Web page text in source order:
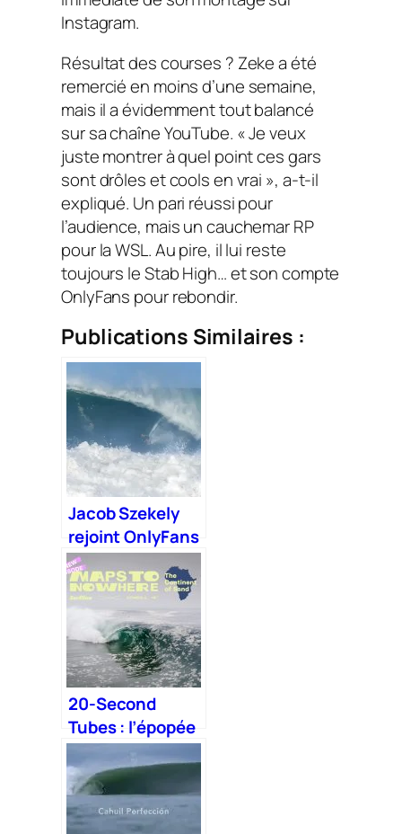
Instagram.
Résultat des courses ? Zeke a été
remercié en moins d’une semaine,
mais il a évidemment tout balancé
sur sa chaîne YouTube. « Je veux
juste montrer à quel point ces gars
sont drôles et cools en vrai », a-t-il
expliqué. Un pari réussi pour
l’audience, mais un cauchemar RP
pour la WSL. Au pire, il lui reste
toujours le Stab High… et son compte
OnlyFans pour rebondir.
Publications Similaires :
Jacob Szekely
rejoint OnlyFans
et sème la
zizanie au
Snapper Rocks
Pro
20-Second
Tubes : l’épopée
sauvage de
Maps to
Nowhere en
Afrique